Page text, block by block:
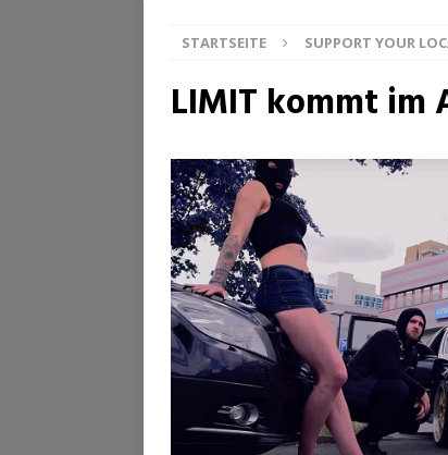
STARTSEITE SUPPORT YOUR
LIMIT kommt im